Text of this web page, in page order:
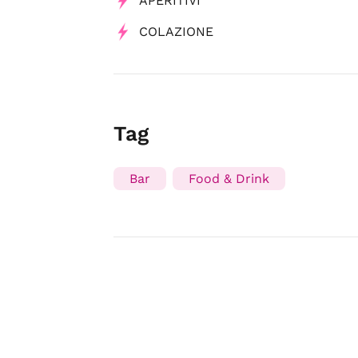
COLAZIONE
Tag
Bar Food & Drink